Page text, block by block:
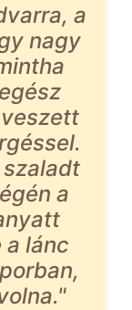
a
nagy
a
a lánc